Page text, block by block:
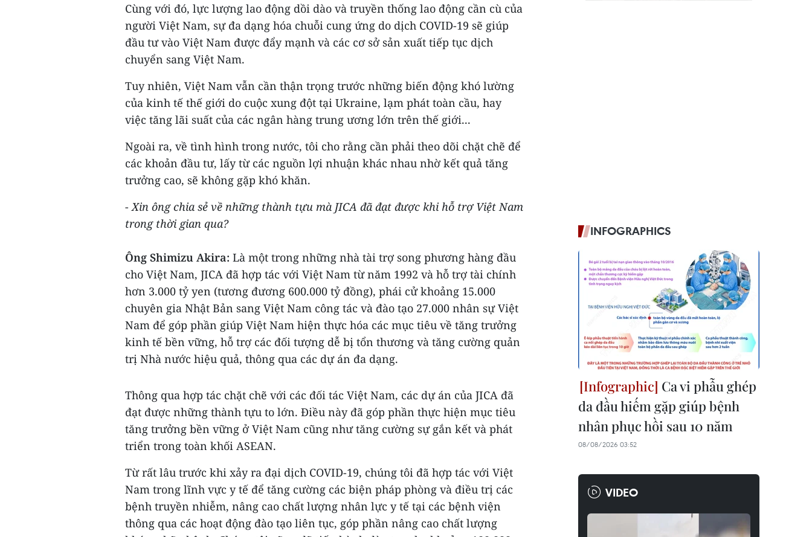
Cùng với đó, lực lượng lao động dồi dào và truyền thống lao động cần cù của
người Việt Nam, sự đa dạng hóa chuỗi cung ứng do dịch COVID-19 sẽ giúp
đầu tư vào Việt Nam được đẩy mạnh và các cơ sở sản xuất tiếp tục dịch
chuyển sang Việt Nam.
Tuy nhiên, Việt Nam vẫn cần thận trọng trước những biến động khó lường
của kinh tế thế giới do cuộc xung đột tại Ukraine, lạm phát toàn cầu, hay
việc tăng lãi suất của các ngân hàng trung ương lớn trên thế giới...
Ngoài ra, về tình hình trong nước, tôi cho rằng cần phải theo dõi chặt chẽ để
các khoản đầu tư, lấy từ các nguồn lợi nhuận khác nhau nhờ kết quả tăng
trưởng cao, sẽ không gặp khó khăn.
-Xin ông chia sẻ về những thành tựu mà JICA đã đạt được khi hỗ trợ Việt Nam
trong thời gian qua?
Ông Shimizu Akira: Là một trong những nhà tài trợ song phương hàng đầu
cho Việt Nam, JICA đã hợp tác với Việt Nam từ năm 1992 và hỗ trợ tài chính
hơn 3.000 tỷ yen (tương đương 600.000 tỷ đồng), phái cử khoảng 15.000
chuyên gia Nhật Bản sang Việt Nam công tác và đào tạo 27.000 nhân sự Việt
Nam để góp phần giúp Việt Nam hiện thực hóa các mục tiêu về tăng trưởng
kinh tế bền vững, hỗ trợ các đối tượng dễ bị tổn thương và tăng cường quản
trị Nhà nước hiệu quả, thông qua các dự án đa dạng.
Thông qua hợp tác chặt chẽ với các đối tác Việt Nam, các dự án của JICA đã
đạt được những thành tựu to lớn. Điều này đã góp phần thực hiện mục tiêu
tăng trưởng bền vững ở Việt Nam cũng như tăng cường sự gắn kết và phát
triển trong toàn khối ASEAN.
Từ rất lâu trước khi xảy ra đại dịch COVID-19, chúng tôi đã hợp tác với Việt
Nam trong lĩnh vực y tế để tăng cường các biện pháp phòng và điều trị các
bệnh truyền nhiễm, nâng cao chất lượng nhân lực y tế tại các bệnh viện
thông qua các hoạt động đào tạo liên tục, góp phần nâng cao chất lượng
INFOGRAPHICS
Ca vi phẫu ghép
da đầu hiếm gặp giúp bệnh
nhân phục hồi sau 10 năm
08/08/2026 03:52
VIDEO